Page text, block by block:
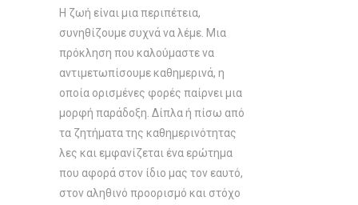
Η ζωή είναι μια περιπέτεια,
συνηθίζουμε συχνά να λέμε. Μια
πρόκληση που καλούμαστε να
αντιμετωπίσουμε καθημερινά, η
οποία ορισμένες φορές παίρνει μια
μορφή παράδοξη. Δίπλα ή πίσω από
τα ζητήματα της καθημερινότητας
λες και εμφανίζεται ένα ερώτημα
που αφορά στον ίδιο μας τον εαυτό,
στον αληθινό προορισμό και στόχο